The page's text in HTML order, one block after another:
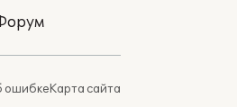
ошибкеКарта сайта